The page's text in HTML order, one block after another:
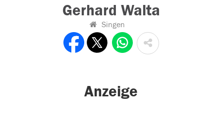
Gerhard Walta
Singen
Anzeige